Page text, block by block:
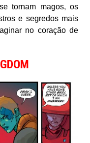
tornam magos, os
e segredos mais
no coração de